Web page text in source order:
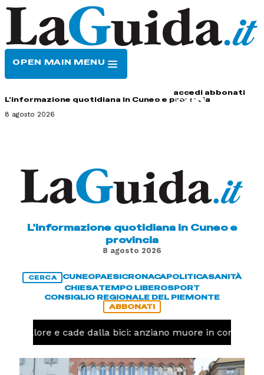
OPEN MAIN MENU
accedi abbonati
L'informazione quotidiana in Cuneo e provincia
8 agosto 2026
L'informazione quotidiana in Cuneo e
provincia
8 agosto 2026
CERCA CUNEOPAESICRONACAPOLITICASANITÀ
CHIESATEMPO LIBEROSPORT
CONSIGLIO REGIONALE DEL PIEMONTE
ABBONATI
e cade dalla bici: anziano muore in corso Nizza a